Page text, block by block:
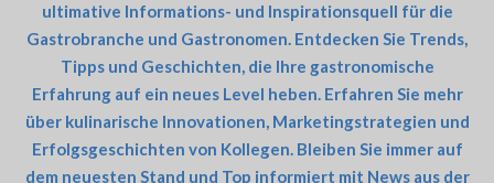
ultimative Informations- und Inspirationsquell für die
Gastrobranche und Gastronomen. Entdecken Sie Trends,
Tipps und Geschichten, die Ihre gastronomische
Erfahrung auf ein neues Level heben. Erfahren Sie mehr
über kulinarische Innovationen, Marketingstrategien und
Erfolgsgeschichten von Kollegen. Bleiben Sie immer auf
dem neuesten Stand und Top informiert mit News aus der